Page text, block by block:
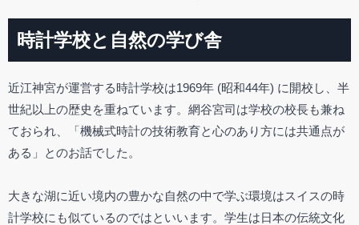
時計学校と自然の学び舎
近江神宮が運営する時計学校は1969年 (昭和44年) に開校し、半
世紀以上の歴史を重ねています。網谷宮司は学校の校長も兼ね
ておられ、「機械式時計の技術教育と心のあり方には共通点が
ある」とのお話でした。
大きな湖に近い境内の豊かな自然の中で学ぶ環境はスイスの時
計学校にも似ているのではといいます。学生は日本の伝統文化